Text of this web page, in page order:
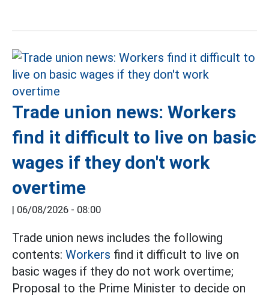
Trade union news: Workers
find it difficult to live on basic
wages if they don't work
overtime
| 06/08/2026 - 08:00
Trade union news includes the following
contents: Workers find it difficult to live on
basic wages if they do not work overtime;
Proposal to the Prime Minister to decide on